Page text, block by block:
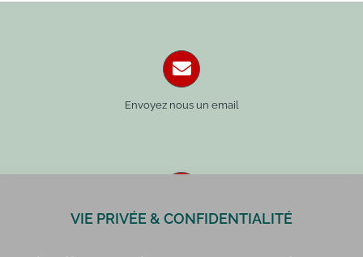
Envoyez nous un email
Paris : 01 42 34 14 59
VIE PRIVÉE & CONFIDENTIALITÉ